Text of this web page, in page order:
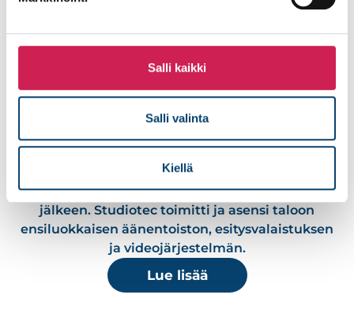
Salli kaikki
Salli valinta
Kiellä
Nurmes-talo – äänen ja valon loistoa
Nurmes-talo Pielisen Karjalassa on viettänyt
avajaisiaan kaksivuotisen peruskorjauksen
jälkeen. Studiotec toimitti ja asensi taloon
ensiluokkaisen äänentoiston, esitysvalaistuksen
ja videojärjestelmän.
Lue lisää